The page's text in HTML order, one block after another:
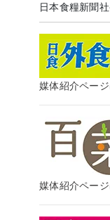
日本食糧新聞
媒体紹介ペー
媒体紹介ペー